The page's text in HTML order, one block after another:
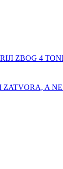
ZBOG 4
ZATVORA, A